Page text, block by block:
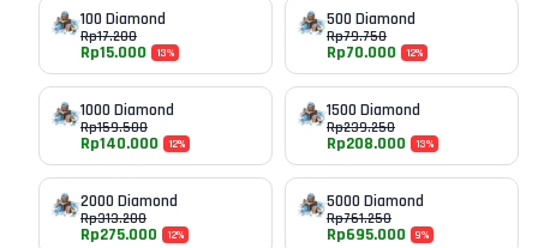
100 Diamond
Rp17.200
Rp15.000 13%
500 Diamond
Rp79.750
Rp70.000 12%
1000 Diamond
Rp159.500
Rp140.000 12%
1500 Diamond
Rp239.250
Rp208.000 13%
2000 Diamond
Rp313.200
Rp275.000 12%
5000 Diamond
Rp761.250
Rp695.000 9%